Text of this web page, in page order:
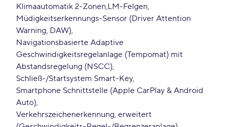
Klimaautomatik 2-Zonen LM-Felgen
Müdigkeitserkennungs-Sensor (Driver Attention
Warning, DAW)
Navigationsbasierte Adaptive
Geschwindigkeitsregelanlage (Tempomat) mit
Abstandsregelung (NSCC)
Schließ-/Startsystem Smart-Key
Smartphone Schnittstelle (Apple CarPlay & Android
Auto)
Verkehrszeichenerkennung, erweitert